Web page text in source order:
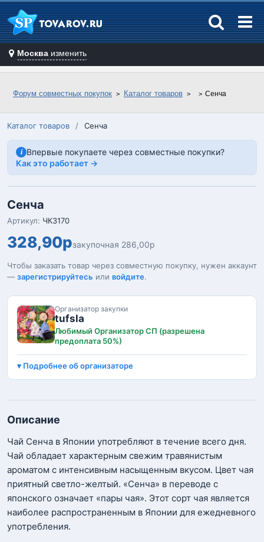
Москва изменить
Форум совместных покупок Каталог товаров Сенча
Каталог товаров / Сенча
i Впервые покупаете через совместные покупки?
Как это работает →
Сенча
Артикул: ЧКЗ170
328,90рзакупочная 286,00р
Чтобы заказать товар через совместную покупку, нужен аккаунт
— зарегистрируйтесь или войдите.
Организатор закупки
tufsla
Любимый Организатор СП (разрешена
предоплата 50%)
Подробнее об организаторе
Описание
Чай Сенча в Японии употребляют в течение всего дня.
Чай обладает характерным свежим травянистым
ароматом с интенсивным насыщенным вкусом. Цвет чая
приятный светло-желтый. «Сенча» в переводе с
японского означает «пары чая». Этот сорт чая является
наиболее распространенным в Японии для ежедневного
употребления.